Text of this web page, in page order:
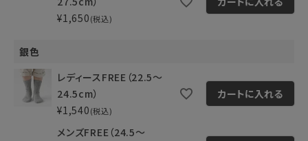
¥1,650 税込
銀色
レディースFREE（22.5～
24.5cm）
¥1,540 税込
カートに入れる
メンズFREE（24.5～